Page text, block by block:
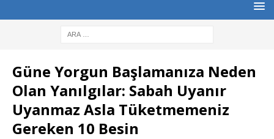
Güne Yorgun Başlamanıza Neden
Olan Yanılgılar: Sabah Uyanır
Uyanmaz Asla Tüketmemeniz
Gereken 10 Besin